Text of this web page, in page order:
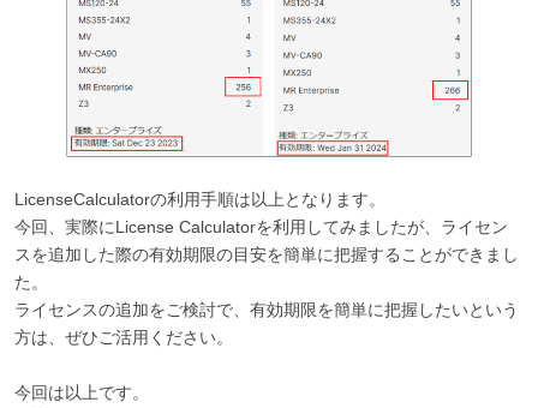
LicenseCalculatorの利用手順は以上となります。
今回、実際にLicense Calculatorを利用してみましたが、ライセン
スを追加した際の有効期限の目安を簡単に把握することができまし
た。
ライセンスの追加をご検討で、有効期限を簡単に把握したいという
方は、ぜひご活用ください。
今回は以上です。